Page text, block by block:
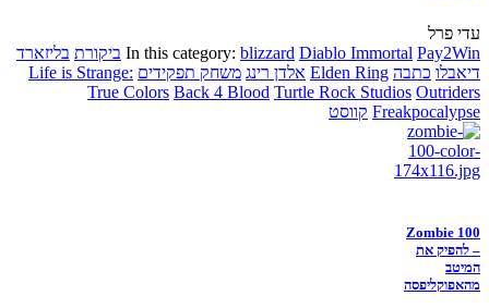
עדי פרל
In this category: blizzard Diablo Immortal Pay2Win ביקורת בליזארד
דיאבלו כתבה Elden Ring אלדן רינג משחק תפקידים Life is Strange:
True Colors Back 4 Blood Turtle Rock Studios Outriders
Freakpocalypse קווסט
Zombie 100
– להפיק את
המיטב
מהאפוקליפסה